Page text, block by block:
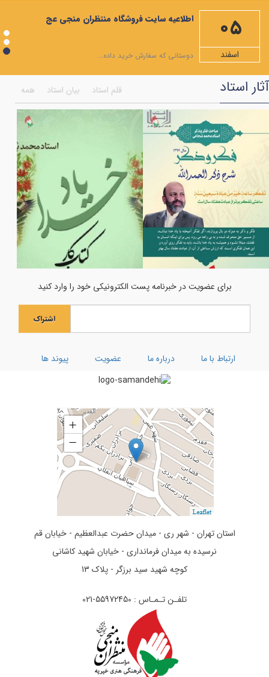
مهمترین صله ارحام، ایجاد رابطه با امام زمان علیه السلام است
ویژه نامه ماه مبارک رمضان
شرح دعاهای روزهای ماه رمضان+صوت
شرح صلوات مخصوص ماه رمضان
همایش اختتامیه جشنواره انسان تمام
ویژه نامه ماه شعبان المعظم
به مناسبت شهادت امام موسی کاظم علیه السلام
فضایل مولی علی علیه السلام به روایت قرآن
بر کرانه ی امام جود و سخا امام جواد (علیه السلام)
اعمال هر ماه نو و نماز اول ماه
ویژه نامه ماه رجب
اولین فراخوان هنری انسان تمام
جشن میلاد حضرت مادر سلام‌الله‌علیها
جشن بزرگ ولادت بانوی آب و آیینه
اطلاعیه سایت فروشگاه منتظران منجی عج
دوستانی که سفارش خرید داده...
05
اسفند
همه بیان استاد قلم استاد آثار استاد
برای عضویت در خبرنامه پست الکترونیکی خود را وارد کنید
اشتراک
ارتباط با ما درباره ما عضویت پیوند ها
استان تهران - شهر ری - میدان حضرت عبدالعظیم - خیابان قم
نرسیده به میدان فرمانداری - خیابان شهید کاشانی
کوچه شهید سید برزگر - پلاک 13
تلفـن تـمـاس : 55972450-021